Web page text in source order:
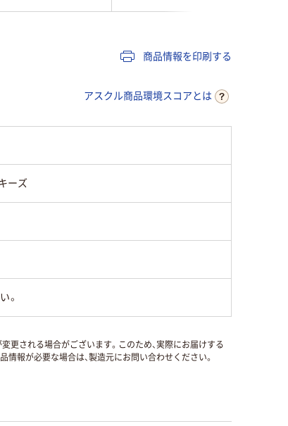
商品情報を印刷する
アスクル商品環境スコアとは
ーズ
。
変更される場合がございます。このため、実際にお届けする
報が必要な場合は、製造元にお問い合わせください。